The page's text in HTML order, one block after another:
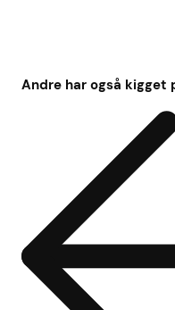
Andre har også kigget